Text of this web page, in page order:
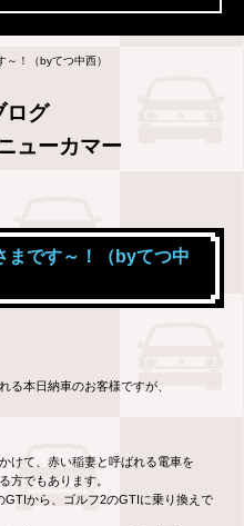
！（byてつ中西）
ログ
ューカマー
まです～！（byてつ中
る本日納車のお客様ですが、
けて、赤い稲妻と呼ばれる電車を
方でもあります。
GTIから、ゴルフ2のGTIに乗り換えで